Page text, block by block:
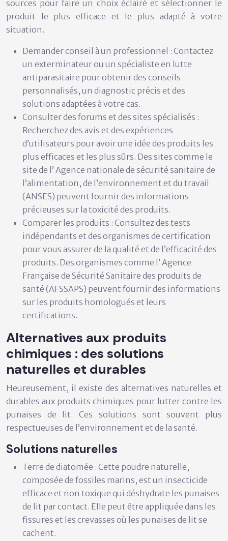
sources pour faire un choix éclairé et sélectionner le
produit le plus efficace et le plus adapté à votre
situation.
Demander conseil à un professionnel : Contactez
un exterminateur ou un spécialiste en lutte
antiparasitaire pour obtenir des conseils
personnalisés, un diagnostic précis et des
solutions adaptées à votre cas.
Consulter des forums et des sites spécialisés :
Recherchez des avis et des expériences
d’utilisateurs pour avoir une idée des produits les
plus efficaces et les plus sûrs. Des sites comme le
site de l’ Agence nationale de sécurité sanitaire de
l’alimentation, de l’environnement et du travail
(ANSES) peuvent fournir des informations
précieuses sur la toxicité des produits.
Comparer les produits : Consultez des tests
indépendants et des organismes de certification
pour vous assurer de la qualité et de l’efficacité des
produits. Des organismes comme l’ Agence
Française de Sécurité Sanitaire des produits de
santé (AFSSAPS) peuvent fournir des informations
sur les produits homologués et leurs
certifications.
Alternatives aux produits
chimiques : des solutions
naturelles et durables
Heureusement, il existe des alternatives naturelles et
durables aux produits chimiques pour lutter contre les
punaises de lit. Ces solutions sont souvent plus
respectueuses de l’environnement et de la santé.
Solutions naturelles
Terre de diatomée : Cette poudre naturelle,
composée de fossiles marins, est un insecticide
efficace et non toxique qui déshydrate les punaises
de lit par contact. Elle peut être appliquée dans les
fissures et les crevasses où les punaises de lit se
cachent.